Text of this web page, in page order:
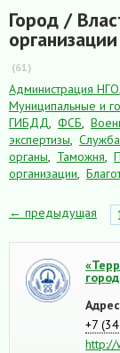
Город /
(61)
Администрация НГО
Муниципальные и
ГИБДД
ФСБ
экспертизы
органы
Таможня
организации
← предыдущая
+7
http://